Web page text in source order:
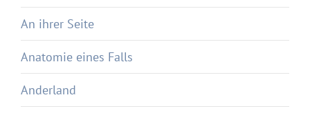
An ihrer Seite
Anatomie eines Falls
Anderland